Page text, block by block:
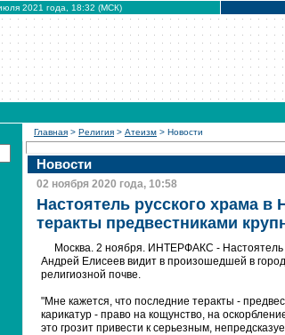
2021 года, 18:32 (МСК)
Главная > Религия > Атеизм > Новости
Новости
02 ноября 2020 года, 10:58
Настоятель русского храма
теракты предвестниками
Москва. 2 ноября. ИНТЕРФАКС - Настоятель
Андрей Елисеев видит в произошедшей в
религиозной почве.
"Мне кажется, что последние теракты -
карикатур - право на кощунство, на
это грозит привести к серьезным,